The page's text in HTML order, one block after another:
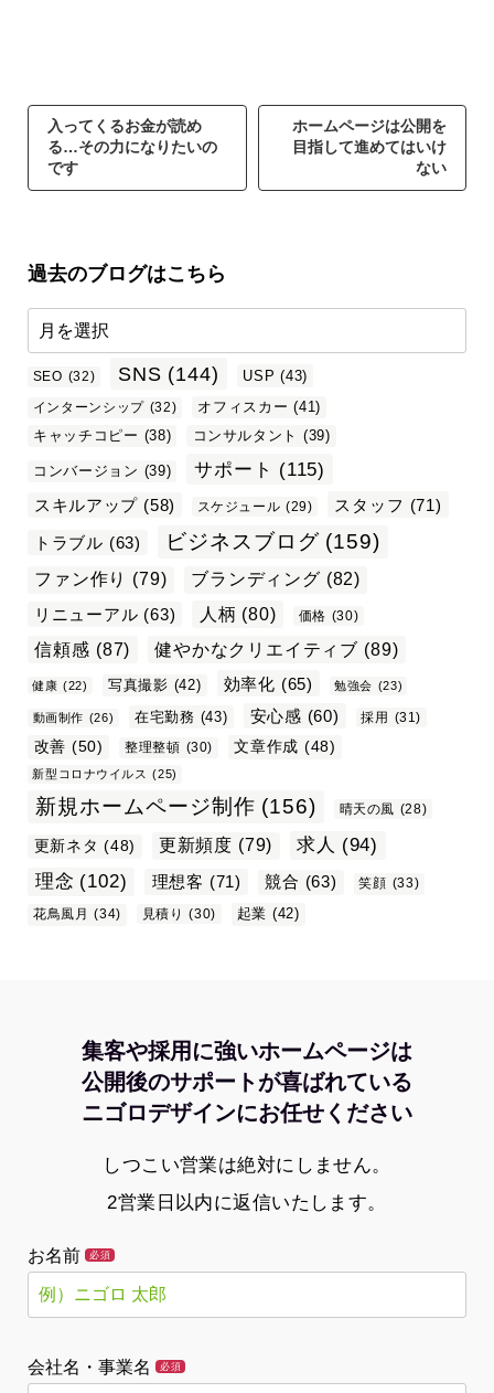
入ってくるお金が読め
る…その力になりたいの
です
ホームページは公開を
目指して進めてはいけ
ない
過去のブログはこちら
SEO (32) SNS (144) USP (43)
インターンシップ (32) オフィスカー (41)
キャッチコピー (38) コンサルタント (39)
コンバージョン (39) サポート (115)
スキルアップ (58) スケジュール (29) スタッフ (71)
トラブル (63) ビジネスブログ (159)
ファン作り (79) ブランディング (82)
リニューアル (63) 人柄 (80) 価格 (30)
信頼感 (87) 健やかなクリエイティブ (89)
健康 (22) 写真撮影 (42) 効率化 (65) 勉強会 (23)
動画制作 (26) 在宅勤務 (43) 安心感 (60) 採用 (31)
改善 (50) 整理整頓 (30) 文章作成 (48)
新型コロナウイルス (25)
新規ホームページ制作 (156) 晴天の風 (28)
更新ネタ (48) 更新頻度 (79) 求人 (94)
理念 (102) 理想客 (71) 競合 (63) 笑顔 (33)
花鳥風月
(34) 見積り (30) 起業 (42)
集客や採用に強いホームページは
公開後のサポートが喜ばれている
ニゴロデザインにお任せください
しつこい営業は絶対にしません。
2営業日以内に返信いたします。
お名前 必須
会社名・事業名 必須